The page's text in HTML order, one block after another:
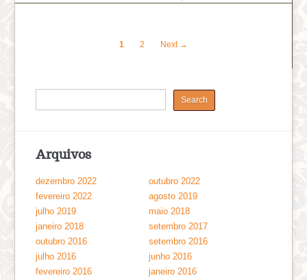
1 2 Next →
Arquivos
dezembro 2022
outubro 2022
fevereiro 2022
agosto 2019
julho 2019
maio 2018
janeiro 2018
setembro 2017
outubro 2016
setembro 2016
julho 2016
junho 2016
fevereiro 2016
janeiro 2016